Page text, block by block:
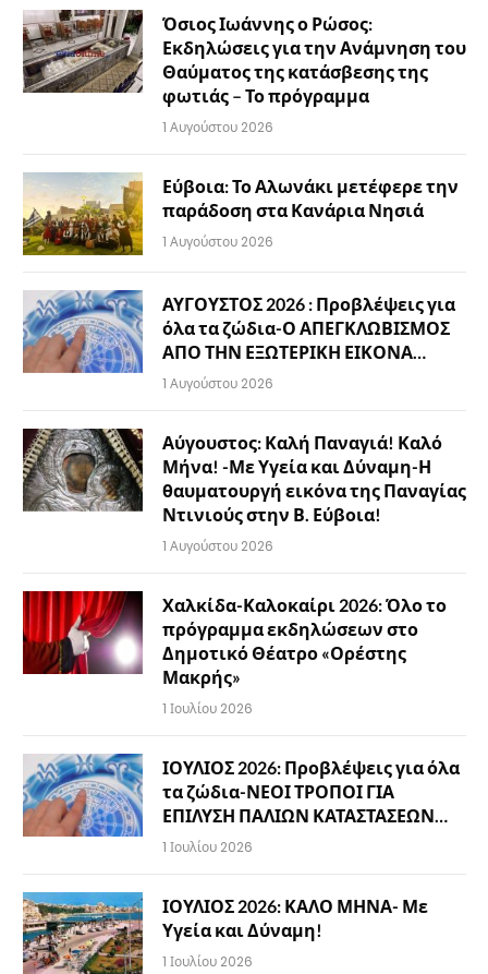
Όσιος Ιωάννης ο Ρώσος:
Εκδηλώσεις για την Ανάμνηση του
Θαύματος της κατάσβεσης της
φωτιάς – Το πρόγραμμα
1 Αυγούστου 2026
Εύβοια: Το Αλωνάκι μετέφερε την
παράδοση στα Κανάρια Νησιά
1 Αυγούστου 2026
ΑΥΓΟΥΣΤΟΣ 2026 : Προβλέψεις για
όλα τα ζώδια-Ο ΑΠΕΓΚΛΩΒΙΣΜΟΣ
ΑΠΟ ΤΗΝ ΕΞΩΤΕΡΙΚΗ ΕΙΚΟΝΑ…
1 Αυγούστου 2026
Αύγουστος: Καλή Παναγιά! Καλό
Μήνα! -Με Υγεία και Δύναμη-Η
θαυματουργή εικόνα της Παναγίας
Ντινιούς στην Β. Εύβοια!
1 Αυγούστου 2026
Χαλκίδα-Καλοκαίρι 2026: Όλο το
πρόγραμμα εκδηλώσεων στο
Δημοτικό Θέατρο «Ορέστης
Μακρής»
1 Ιουλίου 2026
ΙΟΥΛΙΟΣ 2026: Προβλέψεις για όλα
τα ζώδια-ΝΕΟΙ ΤΡΟΠΟΙ ΓΙΑ
ΕΠΙΛΥΣΗ ΠΑΛΙΩΝ ΚΑΤΑΣΤΑΣΕΩΝ…
1 Ιουλίου 2026
ΙΟΥΛΙΟΣ 2026: ΚΑΛΟ ΜΗΝΑ- Με
Υγεία και Δύναμη!
1 Ιουλίου 2026